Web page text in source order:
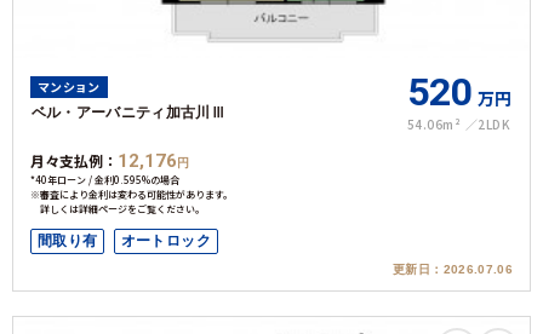
マンション
ベル・アーバニティ加古川Ⅲ 520 万円
54.06m² 2LDK
月々支払例： 12,176 円
*40年ローン / 金利0.595%の場合
※審査により金利は変わる可能性があります。
詳しくは詳細ページをご覧ください。
間取り有 オートロック
更新日： 2026.07.06